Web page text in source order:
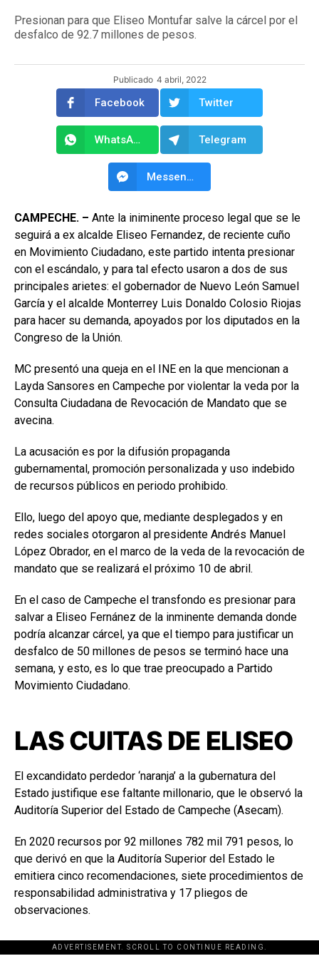
Presionan para que Eliseo Montufar salve la cárcel por el
desfalco de 92.7 millones de pesos.
Publicado 4 abril, 2022
Facebook Twitter
WhatsApp Telegram
Messenger
CAMPECHE. – Ante la iniminente proceso legal que se le
seguirá a ex alcalde Eliseo Fernandez, de reciente cuño
en Movimiento Ciudadano, este partido intenta presionar
con el escándalo, y para tal efecto usaron a dos de sus
principales arietes: el gobernador de Nuevo León Samuel
García y el alcalde Monterrey Luis Donaldo Colosio Riojas
para hacer su demanda, apoyados por los diputados en la
Congreso de la Unión.
MC presentó una queja en el INE en la que mencionan a
Layda Sansores en Campeche por violentar la veda por la
Consulta Ciudadana de Revocación de Mandato que se
avecina.
La acusación es por la difusión propaganda
gubernamental, promoción personalizada y uso indebido
de recursos públicos en periodo prohibido.
Ello, luego del apoyo que, mediante desplegados y en
redes sociales otorgaron al presidente Andrés Manuel
López Obrador, en el marco de la veda de la revocación de
mandato que se realizará el próximo 10 de abril.
En el caso de Campeche el transfondo es presionar para
salvar a Eliseo Fernánez de la inminente demanda donde
podría alcanzar cárcel, ya que el tiempo para justificar un
desfalco de 50 millones de pesos se terminó hace una
semana, y esto, es lo que trae preocupado a Partido
Movimiento Ciudadano.
LAS CUITAS DE ELISEO
El excandidato perdedor ‘naranja’ a la gubernatura del
Estado justifique ese faltante millonario, que le observó la
Auditoría Superior del Estado de Campeche (Asecam).
En 2020 recursos por 92 millones 782 mil 791 pesos, lo
que derivó en que la Auditoría Superior del Estado le
emitiera cinco recomendaciones, siete procedimientos de
responsabilidad administrativa y 17 pliegos de
observaciones.
ADVERTISEMENT. SCROLL TO CONTINUE READING.